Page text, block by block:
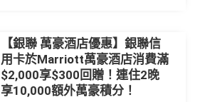
【銀聯 萬豪酒店優惠】銀聯信
用卡於Marriott萬豪酒店消費滿
$2,000享$300回贈！連住2晚
享10,000額外萬豪積分！